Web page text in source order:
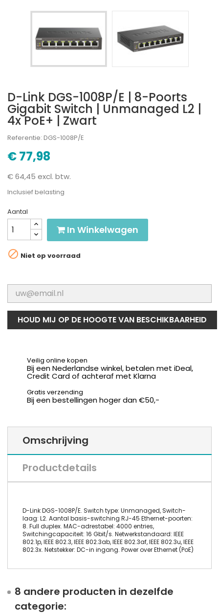
D-Link DGS-1008P/E | 8-Poorts
Gigabit Switch | Unmanaged L2 |
4x PoE+ | Zwart
Referentie: DGS-1008P/E
€ 77,98
€ 64,45 excl. btw.
Inclusief belasting
Aantal
In Winkelwagen
 Niet op voorraad
HOUD MIJ OP DE HOOGTE VAN BESCHIKBAARHEID
Veilig online kopen
Bij een Nederlandse winkel, betalen met iDeal,
Credit Card of achteraf met Klarna
Gratis verzending
Bij een bestellingen hoger dan €50,-
Omschrijving
Productdetails
D-Link DGS-1008P/E. Switch type: Unmanaged, Switch-
laag: L2. Aantal basis-switching RJ-45 Ethernet-poorten:
8. Full duplex. MAC-adrestabel: 4000 entries,
Switchingcapaciteit: 16 Gbit/s. Netwerkstandaard: IEEE
802.1p, IEEE 802.3, IEEE 802.3ab, IEEE 802.3af, IEEE 802.3u, IEEE
802.3x. Netstekker: DC-in ingang. Power over Ethernet (PoE)
8 andere producten in dezelfde
categorie: